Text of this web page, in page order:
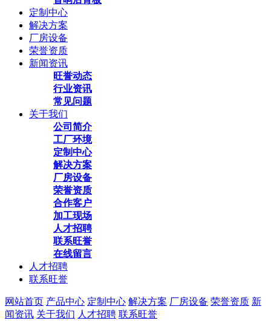
定制中心
解决方案
厂房设备
荣誉资质
新闻资讯
旺誉动态
行业资讯
常见问题
关于我们
公司简介
工厂环境
定制中心
解决方案
厂房设备
荣誉资质
合作客户
加工现场
人才招聘
联系旺誉
在线留言
人才招聘
联系旺誉
网站首页 产品中心 定制中心 解决方案 厂房设备 荣誉资质 新
闻资讯 关于我们 人才招聘 联系旺誉